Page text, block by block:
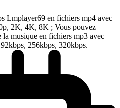
Lmplayer69 en fichiers mp4 avec
2K, 4K, 8K ; Vous pouvez
la musique en fichiers mp3 avec
256kbps, 320kbps.